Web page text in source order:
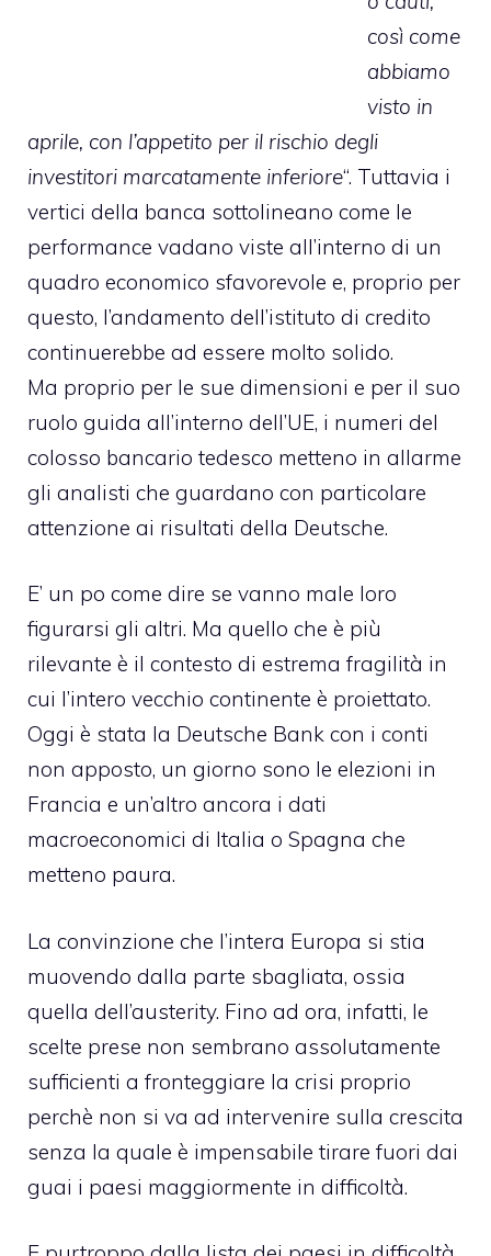
così come
abbiamo
visto in
aprile, con l’appetito per il rischio degli
investitori marcatamente inferiore“. Tuttavia i
vertici della banca sottolineano come le
performance vadano viste all’interno di un
quadro economico sfavorevole e, proprio per
questo, l’andamento dell’istituto di credito
continuerebbe ad essere molto solido.
Ma proprio per le sue dimensioni e per il suo
ruolo guida all’interno dell’UE, i numeri del
colosso bancario tedesco metteno in allarme
gli analisti che guardano con particolare
attenzione ai risultati della Deutsche.
E’ un po come dire se vanno male loro
figurarsi gli altri. Ma quello che è più
rilevante è il contesto di estrema fragilità in
cui l’intero vecchio continente è proiettato.
Oggi è stata la Deutsche Bank con i conti
non apposto, un giorno sono le elezioni in
Francia e un’altro ancora i dati
macroeconomici di Italia o Spagna che
metteno paura.
La convinzione che l’intera Europa si stia
muovendo dalla parte sbagliata, ossia
quella dell’austerity. Fino ad ora, infatti, le
scelte prese non sembrano assolutamente
sufficienti a fronteggiare la crisi proprio
perchè non si va ad intervenire sulla crescita
senza la quale è impensabile tirare fuori dai
guai i paesi maggiormente in difficoltà.